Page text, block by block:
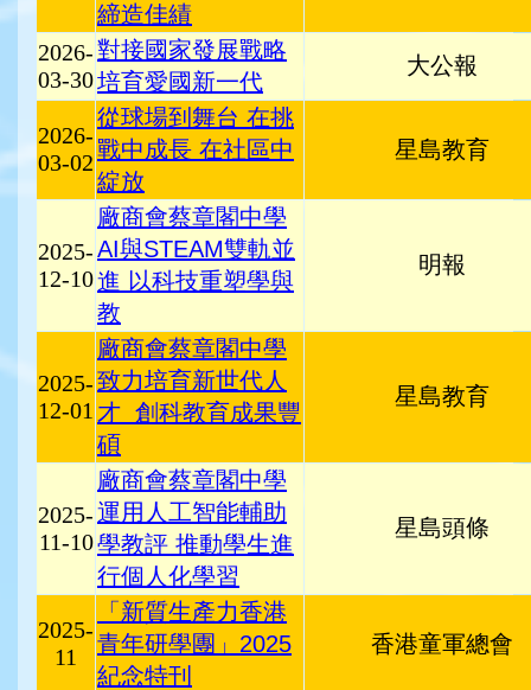
締造佳績
2026-
03-30
對接國家發展戰略
培育愛國新一代
大公報
2026-
03-02
從球場到舞台 在挑
戰中成長 在社區中
綻放
星島教育
2025-
12-10
廠商會蔡章閣中學
AI與STEAM雙軌並
進 以科技重塑學與
教
明報
2025-
12-01
廠商會蔡章閣中學
致力培育新世代人
才 創科教育成果豐
碩
星島教育
2025-
11-10
廠商會蔡章閣中學
運用人工智能輔助
學教評 推動學生進
行個人化學習
星島頭條
2025-
11
「新質生產力香港
青年研學團」2025
紀念特刊
香港童軍總會